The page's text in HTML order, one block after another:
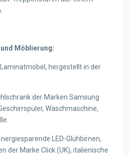
Möblierung:
hergestellt in der
der Marken Samsung
Waschmaschine,
LED-Glühbirnen,
der Marke Click (UK), italienische